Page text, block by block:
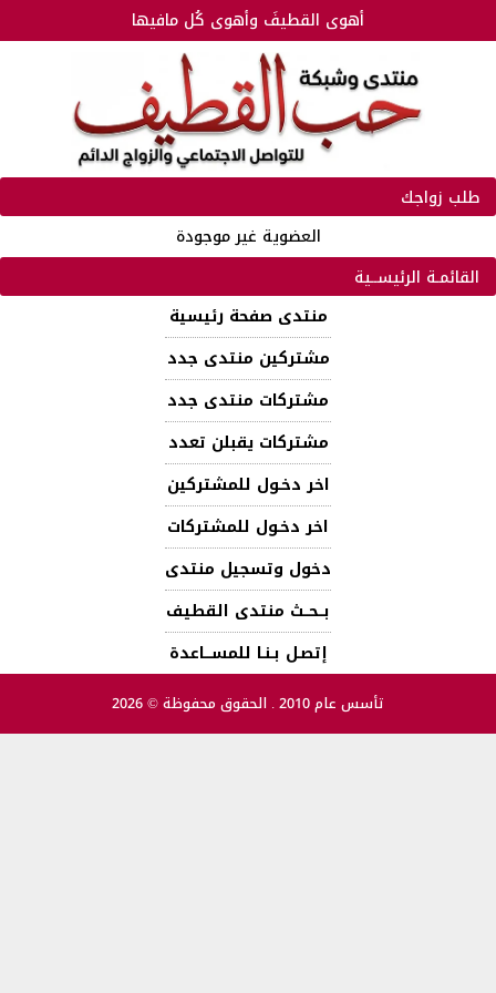
أهوى القطيفَ وأهوى كُل مافيها
طلب زواجك
العضوية غير موجودة
القائمـة الرئيســية
منتدى صفحة رئيسية
مشتركين منتدى جدد
مشتركات منتدى جدد
مشتركات يقبلن تعدد
اخر دخـول للمشتركين
اخر دخـول للمشتركات
دخول وتسجيل منتدى
بــحــث منتدى القطيف
إتصـل بـنـا للمســـاعدة
تأسس عام 2010 . الحقوق محفوظة © 2026